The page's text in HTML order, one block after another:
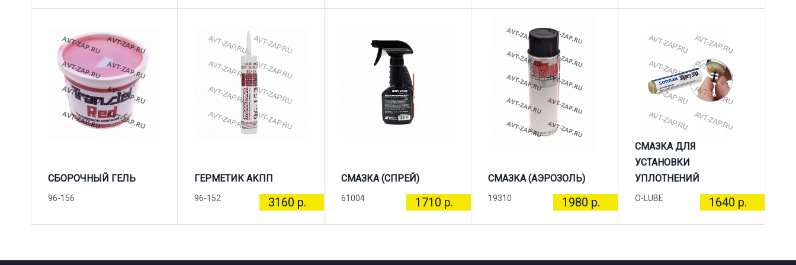
СБОРОЧНЫЙ ГЕЛЬ
96-156
ГЕРМЕТИК АКПП
96-152 3160 р.
СМАЗКА (СПРЕЙ)
61004 1710 р.
СМАЗКА (АЭРОЗОЛЬ)
19310 1980 р.
СМАЗКА ДЛЯ
УСТАНОВКИ
УПЛОТНЕНИЙ
O-LUBE 1640 р.